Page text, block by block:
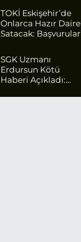
TOKİ Eskişehir’de
Onlarca Hazır Daire
Satacak: Başvurular
SGK Uzmanı
Erdursun Kötü
Haberi Açıkladı:
İçin Net Rakam